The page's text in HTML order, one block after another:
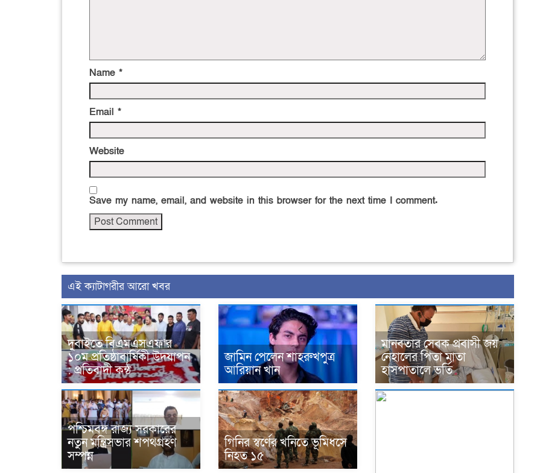
Name *
Email *
Website
Save my name, email, and website in this browser for the next time I comment.
এই ক্যাটাগরীর আরো খবর
দুবাইতে বিএমএসএফ’র
১০ম প্রতিষ্ঠাবার্ষিকী উদযাপন
: প্রতিবাদী কন্ঠ
জামিন পেলেন শাহরুখপুত্র
আরিয়ান খান
মানবতার সেবক প্রবাসী জয়
নেহালের পিতা মাতা
হাসপাতালে ভর্তি
পশ্চিমবঙ্গ রাজ্য সরকারের
নতুন মন্ত্রিসভার শপথগ্রহণ
সম্পন্ন
গিনির স্বর্ণের খনিতে ভূমিধসে
নিহত ১৫